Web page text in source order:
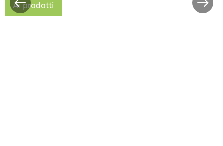
Similasan Echinacea
Ai prodotti